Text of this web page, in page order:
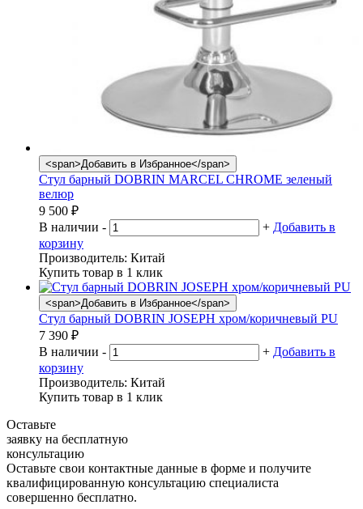
<span>Добавить в Избранное</span>
Стул барный DOBRIN MARCEL CHROME зеленый
велюр
9 500 ₽
В наличии - + Добавить в
корзину
Производитель: Китай
Купить товар в 1 клик
<span>Добавить в Избранное</span>
Стул барный DOBRIN JOSEPH хром/коричневый PU
7 390 ₽
В наличии - + Добавить в
корзину
Производитель: Китай
Купить товар в 1 клик
Оставьте
заявку на бесплатную
консультацию
Оставьте свои контактные данные в форме и получите
квалифицированную консультацию специалиста
совершенно бесплатно.